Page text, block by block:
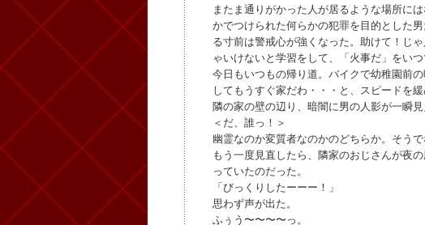
またま通りがかった人が居るような場所に
かでつけられた何らかの犯罪を目的とした
る寸前は警戒心が強くなった。助けて！じ
ゃいけないと学習をして、「火事だ」をい
今日もいつもの帰り道。バイクで幼稚園前
してもうすぐ家だわ・・・と、スピードを緩
隣の家の壁の辺り、暗闇に男の人影が一瞬見
＜だ、誰っ！＞
幽霊なのか変質者なのかのどちらか。そうで
もう一度見直したら、隣家のおじさんが夜
っていたのだった。
「びっくりしたーーー！」
思わず声が出た。
ふぅう〜〜〜〜っ。